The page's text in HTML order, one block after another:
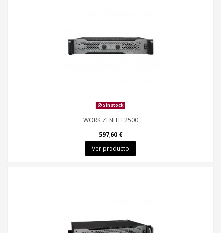
Sin stock
WORK ZENITH 2500
597,60 €
Ver producto